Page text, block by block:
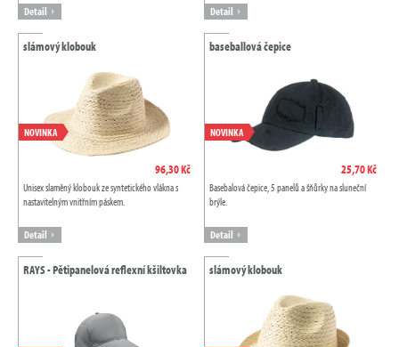
Detail
Detail
slámový klobouk
NOVINKA
96,30 Kč
Unisex slaměný klobouk ze syntetického vlákna s
nastavitelným vnitřním páskem.
Detail
baseballová čepice
NOVINKA
25,70 Kč
Basebalová čepice, 5 panelů a šňůrky na sluneční
brýle.
Detail
RAYS - Pětipanelová reflexní kšiltovka slámový klobouk